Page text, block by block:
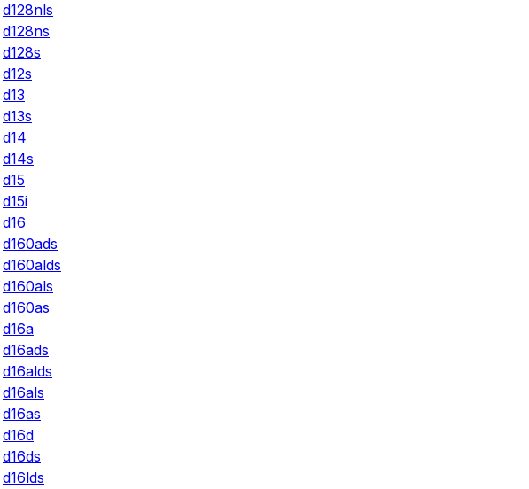
d128nls
d128ns
d128s
d12s
d13
d13s
d14
d14s
d15
d15i
d16
d160ads
d160alds
d160als
d160as
d16a
d16ads
d16alds
d16als
d16as
d16d
d16ds
d16lds